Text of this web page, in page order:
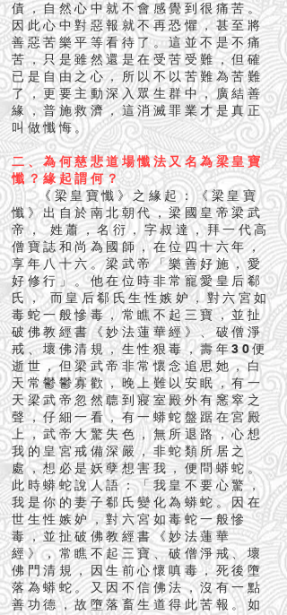
債，自然心中就不會感覺到很痛苦。
因此心中對惡報就不再恐懼，甚至將
善惡苦樂平等看待了。這並不是不痛
苦，只是雖然還是在受苦受難，但確
已是自由之心，所以不以苦難為苦難
了，更要主動深入眾生群中，廣結善
緣，普施救濟，這消滅罪業才是真正
叫做懺悔。
二、為何慈悲道場懺法又名為梁皇寶
懺？緣起謂何？
《梁皇寶懺》之緣起：《梁皇寶
懺》出自於南北朝代，梁國皇帝梁武
帝， 姓蕭，名衍，字叔達，拜一代高
僧寶誌和尚為國師，在位四十六年，
享年八十六。梁武帝「樂善好施，愛
好修行」。他在位時非常寵愛皇后郗
氏， 而皇后郗氏生性嫉妒，對六宮如
毒蛇一般慘毒，常瞧不起三寶，並扯
破佛教經書《妙法蓮華經》、破僧淨
戒、壞佛清規，生性狠毒，壽年30便
逝世，但梁武帝非常懷念追思她，白
天常鬱鬱寡歡，晚上難以安眠，有一
天梁武帝忽然聼到寢室殿外有窸窣之
聲，仔細一看，有一蟒蛇盤踞在宮殿
上，武帝大驚失色，無所退路，心想
我的皇宮戒備深嚴，非蛇類所居之
處，想必是妖孽想害我，便問蟒蛇。
此時蟒蛇說人語：「我皇不要心驚，
我是你的妻子郗氏變化為蟒蛇。因在
世生性嫉妒，對六宮如毒蛇一般慘
毒，並扯破佛教經書《妙法蓮華
經》，常瞧不起三寶、破僧淨戒、壞
佛門清規，因生前心懷嗔毒，死後墮
落為蟒蛇。又因不信佛法，沒有一點
善功德，故墮落畜生道得此苦報。如